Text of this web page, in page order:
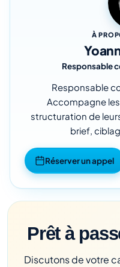
À
Responsable
Responsable
Accompagne
structuration de
brief,
Réserver un appel
Prêt à
Discutons de votre